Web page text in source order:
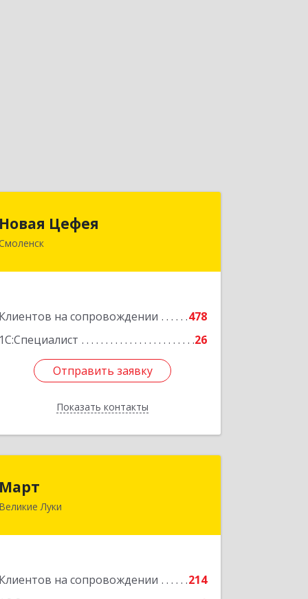
Новая Цефея
Клиентов на сопровождении
478
1С:Специалист
26
Отправить заявку
Показать контакты
214018, Смоленская обл, Смоленск г,
Отправить заявку
Назад
Март
Великие Луки
Клиентов на сопровождении
214
182113, Псковская обл, Великие Луки